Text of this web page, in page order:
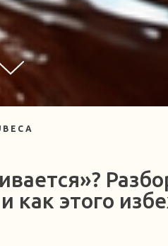
как этого